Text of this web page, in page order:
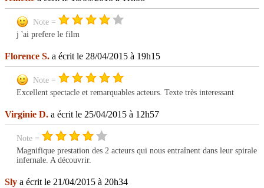
Note =
j 'ai prefere le film
Florence S. a écrit le 28/04/2015 à 19h15
Note =
Excellent spectacle et remarquables acteurs. Texte très interessant
Virginie D. a écrit le 25/04/2015 à 12h57
Note =
Magnifique prestation des 2 acteurs qui nous entraînent dans leur spirale
infernale. A découvrir.
Sly a écrit le 21/04/2015 à 20h34